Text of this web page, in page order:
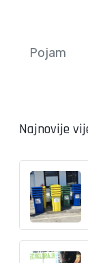
Najnovije